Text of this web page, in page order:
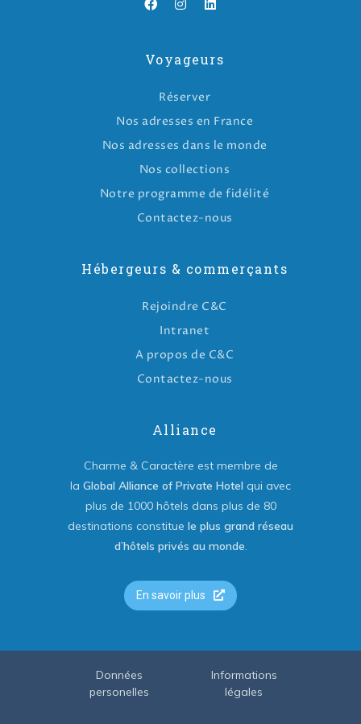
Voyageurs
Réserver
Nos adresses en France
Nos adresses dans le monde
Nos collections
Notre programme de fidélité
Contactez-nous
Hébergeurs & commerçants
Rejoindre C&C
Intranet
A propos de C&C
Contactez-nous
Alliance
Charme & Caractère est membre de
la Global Alliance of Private Hotel qui avec
plus de 1000 hôtels dans plus de 80
destinations constitue le plus grand réseau
d’hôtels privés au monde.
En savoir plus
Données
personelles
Informations
légales